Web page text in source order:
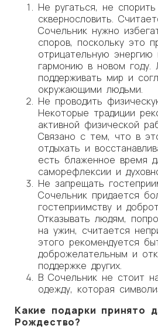
Не ругаться, не
сквернословить.
Сочельник нужно
споров, поскольку это
отрицательную энергию
гармонию в новом году.
поддерживать мир и
окружающими людьми.
Не проводить
Некоторые традиции
активной физической
Связано с тем, что в
отдыхать и
есть блаженное время
саморефлексии и
Не запрещать
Сочельник придается
гостеприимству и
Отказывать людям,
на ужин, считается
этого рекомендуется
доброжелательным и
поддержке других.
В Сочельник не стоит
одежду, которая
Какие подарки принято
Рождество?